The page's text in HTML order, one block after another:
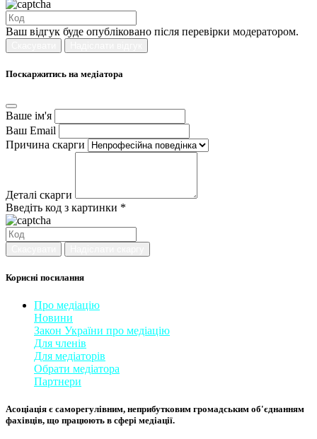
Ваш відгук буде опубліковано після перевірки модератором.
Поскаржитись на медіатора
Ваше ім'я
Ваш Email
Причина скарги
Деталі скарги
Введіть код з картинки *
Корисні посилання
Про медіацію
Новини
Закон України про медіаці​ю
Для членів
Для медіаторів
Обрати медіатора
Партнери
Асоціація є саморегулівним, неприбутковим громадським об'єднанням
фахівців, що працюють в сфері медіації. ​